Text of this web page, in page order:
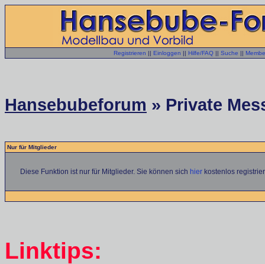
Registrieren || Einloggen || Hilfe/FAQ || Suche ||
Hansebubeforum » Private
Nur für Mitglieder
Diese Funktion ist nur für Mitglieder. Sie können sich hier kostenlos
Linktips: